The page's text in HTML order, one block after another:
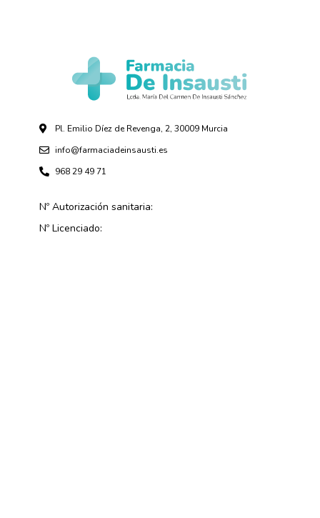
Pl. Emilio Díez de Revenga, 2, 30009 Murcia
info@farmaciadeinsausti.es
968 29 49 71
Nº Autorización sanitaria:
Nº Licenciado: